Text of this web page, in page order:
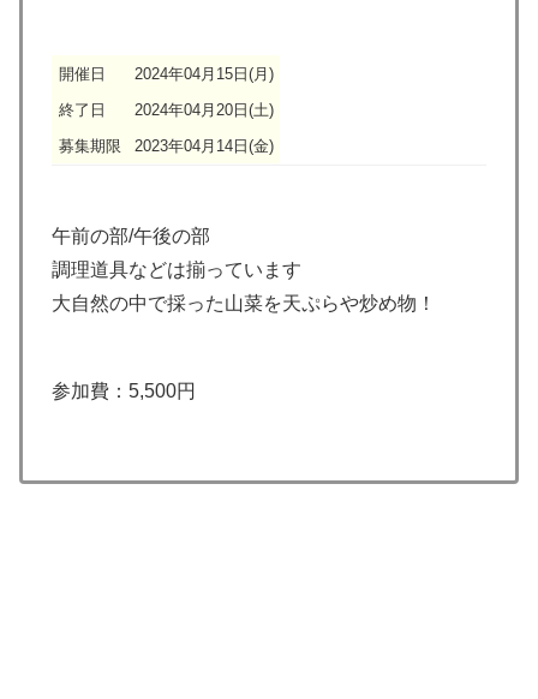
開催日
2024年04月15日(月)
終了日
2024年04月20日(土)
募集期限
2023年04月14日(金)
午前の部/午後の部
調理道具などは揃っています
大自然の中で採った山菜を天ぷらや炒め物！
参加費：5,500円